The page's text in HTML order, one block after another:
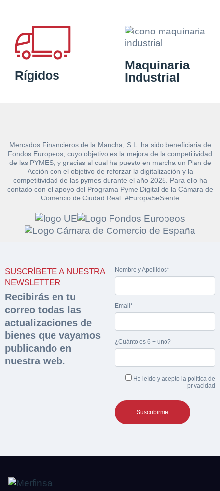
Rígidos
Maquinaria
Industrial
Mercados Financieros de la Mancha, S.L. ha sido beneficiaria de
Fondos Europeos, cuyo objetivo es la mejora de la competitividad
de las PYMES, y gracias al cual ha puesto en marcha un Plan de
Acción con el objetivo de reforzar la digitalización y la
competitividad de las pymes durante el año 2025. Para ello ha
contado con el apoyo del Programa Pyme Digital de la Cámara de
Comercio de Ciudad Real. #EuropaSeSiente
SUSCRÍBETE A NUESTRA
NEWSLETTER
Recibirás en tu
correo todas las
actualizaciones de
bienes que vayamos
publicando en
nuestra web.
Nombre y Apellidos*
Email*
¿Cuánto es 6 + uno?
He leído y acepto la política de
privacidad
documentación
sobre la peritación
Rellene este formulario y recibirá en su email el
enlace para descargar la documentación
Nombre y Apellidos*
Hacer Oferta
Razón social* CIF/DNI Ofertante*
Teléfono* Email*
Nombre y Apellidos*
Sobre Merfinsa
Venta de bienes muebles
Vehículos